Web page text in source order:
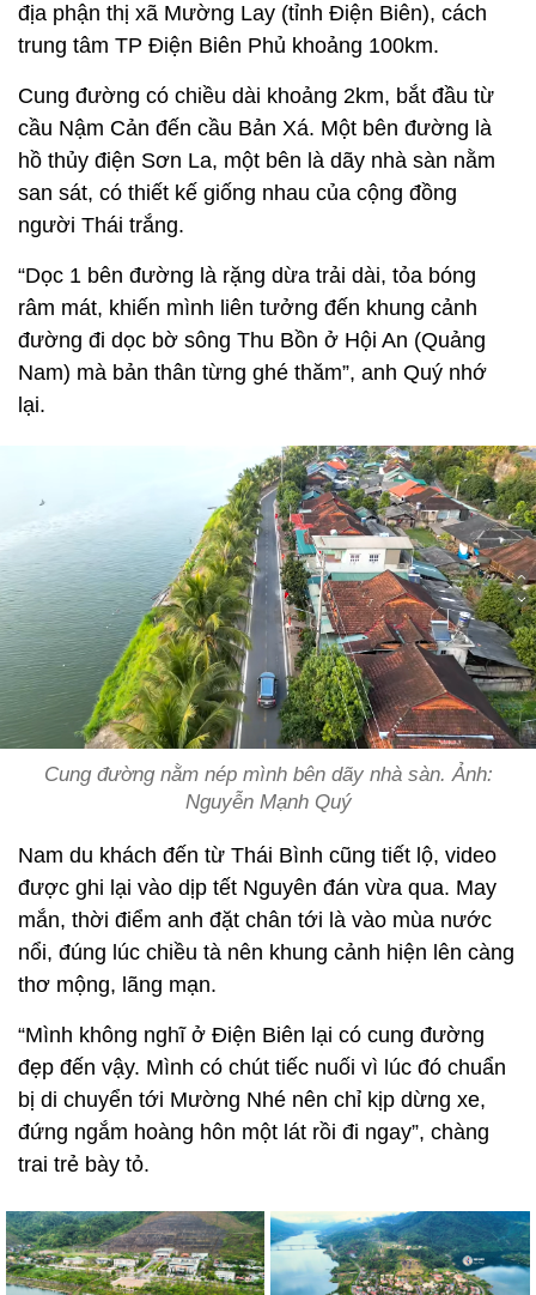
địa phận thị xã Mường Lay (tỉnh Điện Biên), cách
trung tâm TP Điện Biên Phủ khoảng 100km.
Cung đường có chiều dài khoảng 2km, bắt đầu từ
cầu Nậm Cản đến cầu Bản Xá. Một bên đường là
hồ thủy điện Sơn La, một bên là dãy nhà sàn nằm
san sát, có thiết kế giống nhau của cộng đồng
người Thái trắng.
“Dọc 1 bên đường là rặng dừa trải dài, tỏa bóng
râm mát, khiến mình liên tưởng đến khung cảnh
đường đi dọc bờ sông Thu Bồn ở Hội An (Quảng
Nam) mà bản thân từng ghé thăm”, anh Quý nhớ
lại.
Cung đường nằm nép mình bên dãy nhà sàn. Ảnh:
Nguyễn Mạnh Quý
Nam du khách đến từ Thái Bình cũng tiết lộ, video
được ghi lại vào dịp tết Nguyên đán vừa qua. May
mắn, thời điểm anh đặt chân tới là vào mùa nước
nổi, đúng lúc chiều tà nên khung cảnh hiện lên càng
thơ mộng, lãng mạn.
“Mình không nghĩ ở Điện Biên lại có cung đường
đẹp đến vậy. Mình có chút tiếc nuối vì lúc đó chuẩn
bị di chuyển tới Mường Nhé nên chỉ kịp dừng xe,
đứng ngắm hoàng hôn một lát rồi đi ngay”, chàng
trai trẻ bày tỏ.